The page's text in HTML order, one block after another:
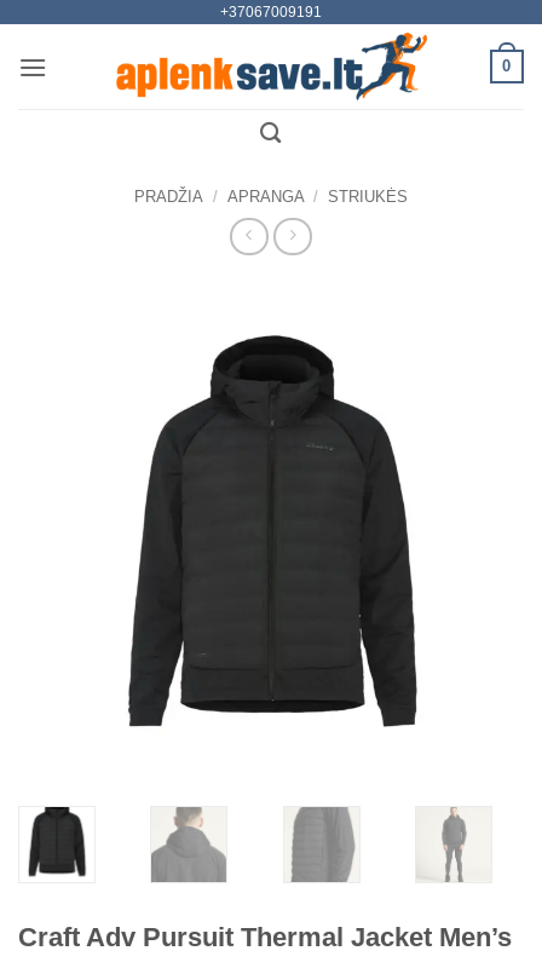
content
+37067009191
0
PRADŽIA / APRANGA / STRIUKĖS
Craft Adv Pursuit Thermal Jacket Men’s